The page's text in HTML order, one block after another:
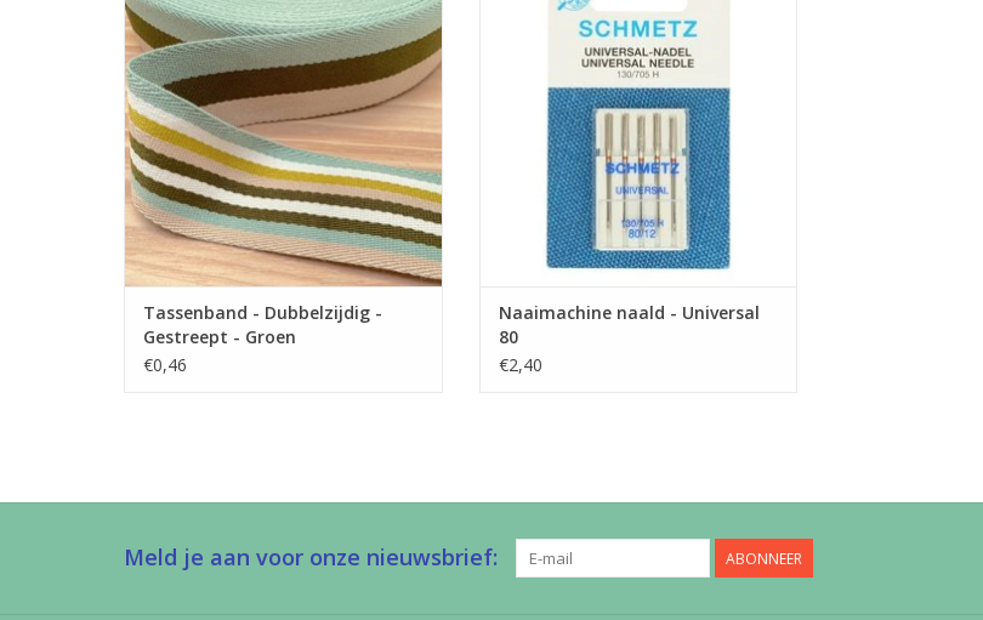
Gestreepte katoenen tassenband van 4
cm met twee verschillende zijden.
TOEVOEGEN AAN WINKELWAGEN
Tassenband - Dubbelzijdig -
Gestreept - Groen
€0,46
Universele machinenaald van Schmetz met
dikte 80 is geschikt voor de meeste
stoffen.
TOEVOEGEN AAN WINKELWAGEN
Naaimachine naald - Universal
80
€2,40
Meld je aan voor onze nieuwsbrief: ABONNEER